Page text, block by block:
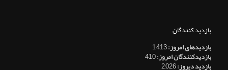
بازدید کنندگان
بازدیدهای امروز:1,413
بازدیدکنندگان امروز:410
بازدید دیروز:2,026